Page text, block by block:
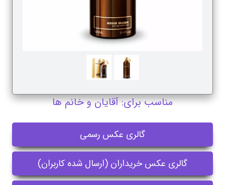
مناسب برای: آقایان و خانم ها
گالری عکس رسمی
گالری عکس خریداران (ارسال شده کاربران)